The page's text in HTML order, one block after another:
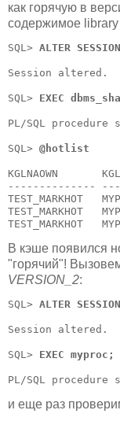
как горячую в
содержимое library
SQL> ALTER
Session altered.
SQL> EXEC
PL/SQL
SQL> @hotlist
KGLNAOWN
--------------
В кэше появился
"горячий"!
VERSION_2:
SQL> ALTER
Session altered.
SQL> EXEC myproc;
и еще раз